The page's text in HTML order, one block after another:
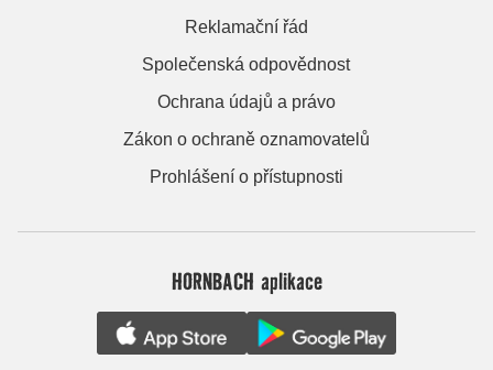
Reklamační řád
Společenská odpovědnost
Ochrana údajů a právo
Zákon o ochraně oznamovatelů
Prohlášení o přístupnosti
HORNBACH aplikace